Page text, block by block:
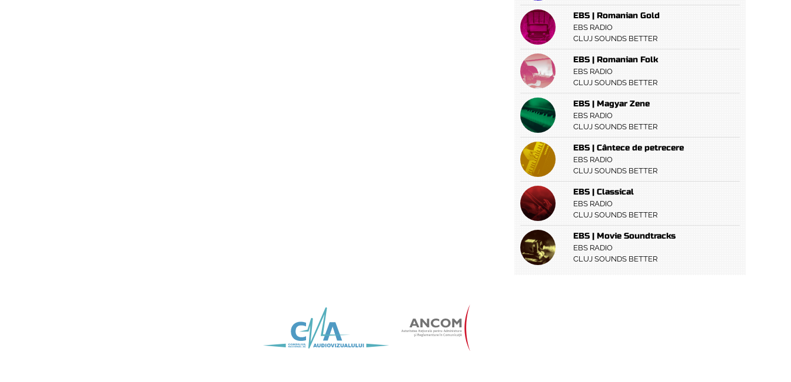
EBS | Romanian Gold
EBS RADIO
CLUJ SOUNDS BETTER
EBS | Romanian Folk
EBS RADIO
CLUJ SOUNDS BETTER
EBS | Magyar Zene
EBS RADIO
CLUJ SOUNDS BETTER
EBS | Cântece de petrecere
EBS RADIO
CLUJ SOUNDS BETTER
EBS | Classical
EBS RADIO
CLUJ SOUNDS BETTER
EBS | Movie Soundtracks
EBS RADIO
CLUJ SOUNDS BETTER